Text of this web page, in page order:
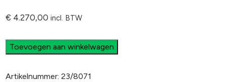
€ 4.270,00 incl. BTW
Toevoegen aan winkelwagen
Artikelnummer:23/8071